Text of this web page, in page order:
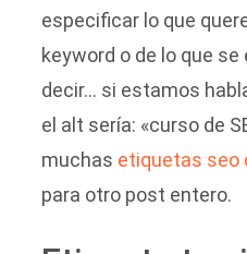
especificar lo que
keyword o de lo que
decir… si estamos
el alt sería: «curso de
muchas etiquetas seo
para otro post entero.